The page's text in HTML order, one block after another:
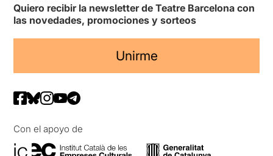
Quiero recibir la newsletter de Teatre Barcelona con
las novedades, promociones y sorteos
Unirme
Con el apoyo de